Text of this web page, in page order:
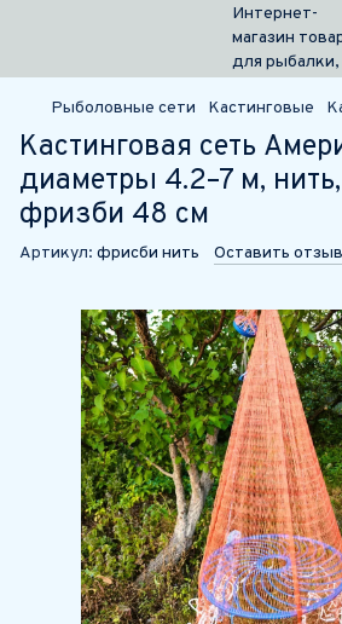
Рыболовные сети Кастинговые
Кастинговая сеть
диаметры 4.2–7 м,
фризби 48 см
Артикул: фрисби нить Оставить отзыв